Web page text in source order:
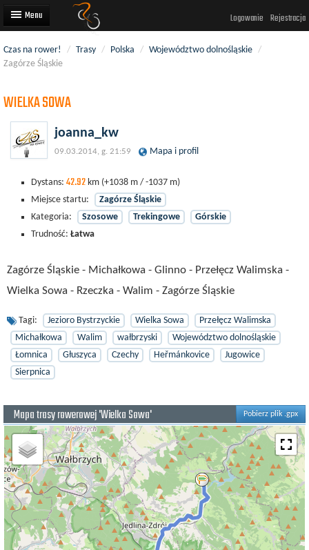
Logowanie Rejestracja
Artykuły
Użytkownicy
Czas na rower! / Trasy / Polska / Województwo dolnośląskie /
Zagórze Śląskie
WIELKA SOWA
joanna_kw
09.03.2014, g. 21:59 Mapa i profil
Dystans: 42.92 km (+1038 m / -1037 m)
Miejsce startu:
Zagórze Śląskie
Kategoria:
Szosowe Trekingowe
Górskie
Trudność: Łatwa
Zagórze Śląskie - Michałkowa - Glinno - Przełęcz Walimska -
Wielka Sowa - Rzeczka - Walim - Zagórze Śląskie
Tagi: Jezioro Bystrzyckie Wielka Sowa
Przełęcz Walimska
Michałkowa
Walim wałbrzyski
Województwo dolnośląskie
Łomnica
Głuszyca Czechy Heřmánkovice
Jugowice
Sierpnica
Pobierz plik .gpx
Mapa trasy rowerowej 'Wielka Sowa'